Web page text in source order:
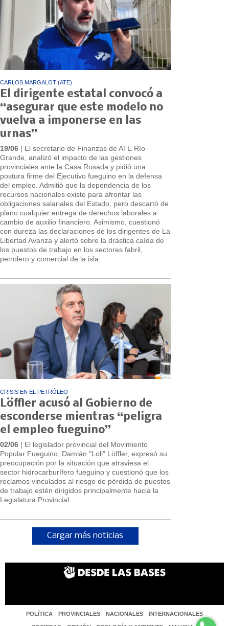
CARLOS MARGALOT (ATE)
El dirigente estatal convocó a
“asegurar que este modelo no
vuelva a imponerse en las
urnas”
19/06 | El secretario de Finanzas de ATE Río
Grande, analizó el impacto de las gestiones
provinciales ante la Casa Rosada y pidió una
postura firme del Ejecutivo fueguino en la defensa
del empleo. Admitió que la dependencia de los
recursos nacionales existe para afrontar las
obligaciones salariales del Estado, pero descartó de
plano cualquier entrega de derechos laborales a
cambio de auxilio financiero. Asimismo, cuestionó
con dureza las declaraciones de los dirigentes de La
Libertad Avanza y alertó sobre la drástica caída de
los puestos de trabajo en los sectores fabril,
petrolero y comercial de la isla.
CRISIS EN EL PETRÓLEO
Löffler acusó al Gobierno de
esconderse mientras “peligra
el empleo fueguino”
02/06 | El legislador provincial del Movimiento
Popular Fueguino, Damián "Loli" Löffler, expresó su
preocupación por la situación que atraviesa el
sector hidrocarburífero fueguino y cuestionó que los
reclamos vinculados al riesgo de pérdida de puestos
de trabajo estén dirigidos principalmente hacia la
Legislatura Provincial.
Cargar más noticias
POLÍTICA PROVINCIALES NACIONALES INTERNACIONALES